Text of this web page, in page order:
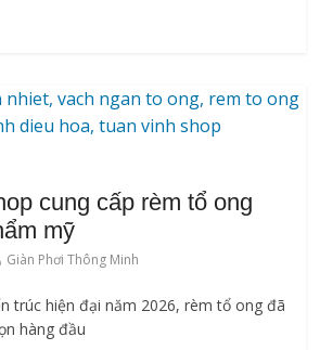
cung cấp rèm tổ ong
mỹ
Giàn Phơi Thông Minh
trúc hiện đại năm 2026, rèm tổ ong đã
hàng đầu